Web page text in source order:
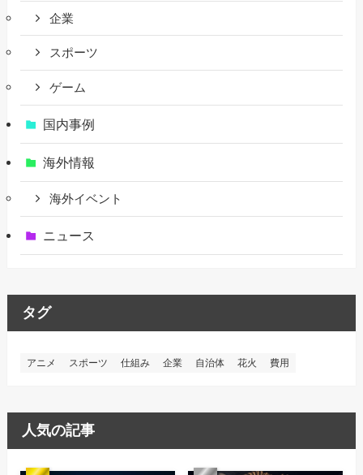
企業
スポーツ
ゲーム
国内事例
海外情報
海外イベント
ニュース
タグ
アニメ スポーツ 仕組み 企業 自治体 花火 費用
人気の記事